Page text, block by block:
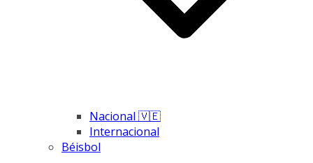
Nacional 🇻🇪
Internacional
Béisbol